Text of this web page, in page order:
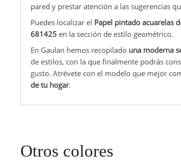
pared y prestar atención a las sugerencias
Puedes localizar el Papel pintado acuarelas
681425 en la sección de estilo geométrico.
En Gaulan hemos recopilado una moderna
de estilos, con la que finalmente podrás
gusto. Atrévete con el modelo que mejor
de tu hogar.
Otros colores